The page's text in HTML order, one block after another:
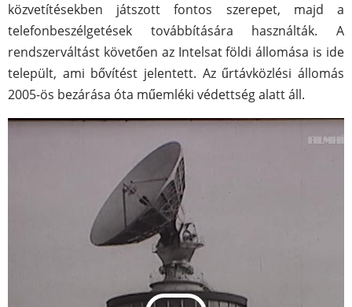
közvetítésekben játszott fontos szerepet, majd a
telefonbeszélgetések továbbítására használták. A
rendszerváltást követően az Intelsat földi állomása is ide
települt, ami bővítést jelentett. Az űrtávközlési állomás
2005-ös bezárása óta műemléki védettség alatt áll.